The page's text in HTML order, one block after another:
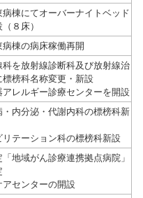
病棟にてオーバーナイトベッド
８床）
病棟の病床稼働再開
科を放射線診断科及び放射線治
標榜科名称変更・新設
アレルギー診療センターを開設
・内分泌・代謝内科の標榜科新
リテーション科の標榜科新設
「地域がん診療連携拠点病院」
アセンターの開設